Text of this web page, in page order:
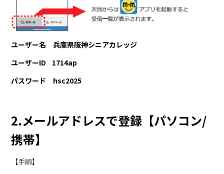
ユーザー名 兵庫県阪神シニアカレッジ
ユーザーID 1714ap
パスワード hsc2025
2.メールアドレスで登録【パソコン/
携帯】
【手順】